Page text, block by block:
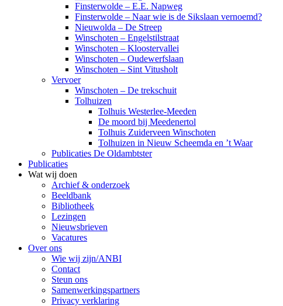
Finsterwolde – E.E. Napweg
Finsterwolde – Naar wie is de Sikslaan vernoemd?
Nieuwolda – De Streep
Winschoten – Engelstilstraat
Winschoten – Kloostervallei
Winschoten – Oudewerfslaan
Winschoten – Sint Vitusholt
Vervoer
Winschoten – De trekschuit
Tolhuizen
Tolhuis Westerlee-Meeden
De moord bij Meedenertol
Tolhuis Zuiderveen Winschoten
Tolhuizen in Nieuw Scheemda en ’t Waar
Publicaties De Oldambtster
Publicaties
Wat wij doen
Archief & onderzoek
Beeldbank
Bibliotheek
Lezingen
Nieuwsbrieven
Vacatures
Over ons
Wie wij zijn/ANBI
Contact
Steun ons
Samenwerkingspartners
Privacy verklaring